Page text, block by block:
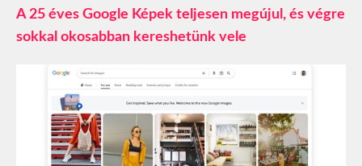
A 25 éves Google Képek teljesen megújul, és végre
sokkal okosabban kereshetünk vele